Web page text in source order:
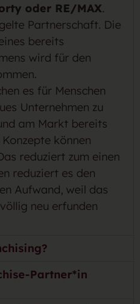
oder RE/MAX.
Partnerschaft. Die
bereits
wird für den
es für Menschen
Unternehmen zu
am Markt bereits
können
reduziert zum einen
reduziert es den
Aufwand, weil das
neu erfunden
Partner*in